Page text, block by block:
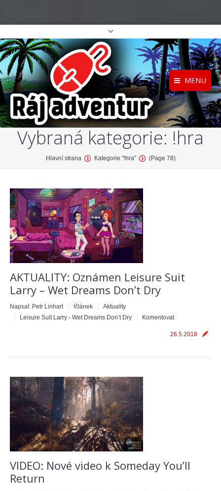
MENU
Registrace Home
O projektu
Katalog her
Vybraná kategorie: !hra
You are here:Hlavní strana Kategorie "!hra" (Page 78)
AKTUALITY: Oznámen Leisure Suit
Larry – Wet Dreams Don’t Dry
Napsal: Petr Linhart !článek
Aktuality
Leisure Suit Larry - Wet Dreams Don’t Dry
Komentovat
26.5.2018
VIDEO: Nové video k Someday You’ll
Return